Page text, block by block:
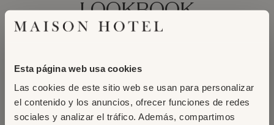
Esta página web usa cookies
Las cookies de este sitio web se usan para personalizar
el contenido y los anuncios, ofrecer funciones de redes
sociales y analizar el tráfico. Además, compartimos
LOOKBOOK